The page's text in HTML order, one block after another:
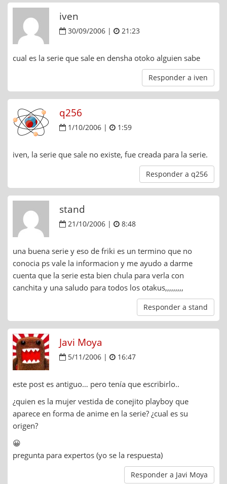
iven
30/09/2006 | 21:23
cual es la serie que sale en densha otoko alguien sabe
Responder a iven
q256
1/10/2006 | 1:59
iven, la serie que sale no existe, fue creada para la serie.
Responder a q256
stand
21/10/2006 | 8:48
una buena serie y eso de friki es un termino que no
conocia ps vale la informacion y me ayudo a darme
cuenta que la serie esta bien chula para verla con
canchita y una saludo para todos los otakus,,,,,,,,,
Responder a stand
Javi Moya
5/11/2006 | 16:47
este post es antiguo… pero tenía que escribirlo..
¿quien es la mujer vestida de conejito playboy que
aparece en forma de anime en la serie? ¿cual es su
origen?
😀
pregunta para expertos (yo se la respuesta)
Responder a Javi Moya